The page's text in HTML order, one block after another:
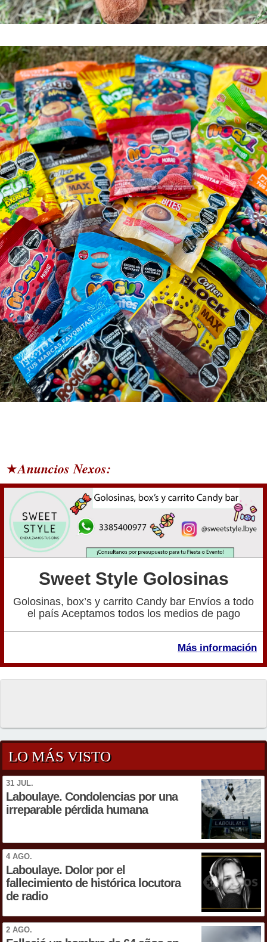
★Anuncios Nexos:
Sweet Style Golosinas
Golosinas, box’s y carrito Candy bar Envíos a todo
el país Aceptamos todos los medios de pago
Más información
LO MÁS VISTO
31 JUL.
Laboulaye. Condolencias por una
irreparable pérdida humana
4 AGO.
Laboulaye. Dolor por el
fallecimiento de histórica locutora
de radio
2 AGO.